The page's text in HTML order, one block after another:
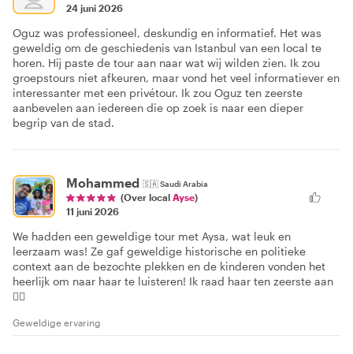
24 juni 2026
Oguz was professioneel, deskundig en informatief. Het was
geweldig om de geschiedenis van Istanbul van een local te
horen. Hij paste de tour aan naar wat wij wilden zien. Ik zou
groepstours niet afkeuren, maar vond het veel informatiever en
interessanter met een privétour. Ik zou Oguz ten zeerste
aanbevelen aan iedereen die op zoek is naar een dieper
begrip van de stad.
Mohammed 🇸🇦Saudi Arabia
(Over local Ayse)
11 juni 2026
We hadden een geweldige tour met Aysa, wat leuk en
leerzaam was! Ze gaf geweldige historische en politieke
context aan de bezochte plekken en de kinderen vonden het
heerlijk om naar haar te luisteren! Ik raad haar ten zeerste aan
👍🏽
Geweldige ervaring